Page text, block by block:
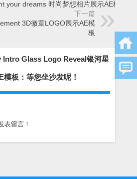
your dreams 时尚梦想相片展示AE模板
下一篇
3D徽章LOGO展示AE模
板
Intro Glass Logo Reveal银河星
板：等您坐沙发呢！
表留言！